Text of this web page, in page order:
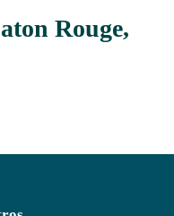
Rouge,